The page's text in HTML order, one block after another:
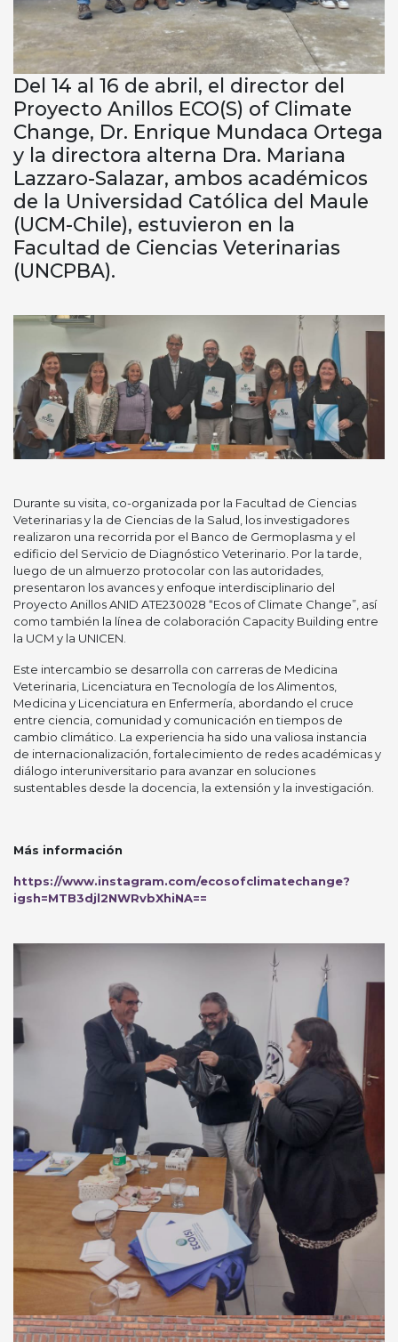
Del 14 al 16 de abril, el director del
Proyecto Anillos ECO(S) of Climate
Change, Dr. Enrique Mundaca Ortega
y la directora alterna Dra. Mariana
Lazzaro-Salazar, ambos académicos
de la Universidad Católica del Maule
(UCM-Chile), estuvieron en la
Facultad de Ciencias Veterinarias
(UNCPBA).
Durante su visita, co-organizada por la Facultad de Ciencias
Veterinarias y la de Ciencias de la Salud, los investigadores
realizaron una recorrida por el Banco de Germoplasma y el
edificio del Servicio de Diagnóstico Veterinario. Por la tarde,
luego de un almuerzo protocolar con las autoridades,
presentaron los avances y enfoque interdisciplinario del
Proyecto Anillos ANID ATE230028 “Ecos of Climate Change”, así
como también la línea de colaboración Capacity Building entre
la UCM y la UNICEN.
Este intercambio se desarrolla con carreras de Medicina
Veterinaria, Licenciatura en Tecnología de los Alimentos,
Medicina y Licenciatura en Enfermería, abordando el cruce
entre ciencia, comunidad y comunicación en tiempos de
cambio climático. La experiencia ha sido una valiosa instancia
de internacionalización, fortalecimiento de redes académicas y
diálogo interuniversitario para avanzar en soluciones
sustentables desde la docencia, la extensión y la investigación.
Más información
https://www.instagram.com/ecosofclimatechange?
igsh=MTB3djl2NWRvbXhiNA==